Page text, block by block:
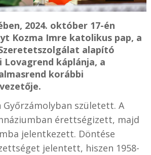
2024. október 17-én
Kozma Imre katolikus pap, a
alapító
Lovagrend káplánja, a
korábbi
Győrzámolyban született. A
érettségizett, majd
jelentkezett. Döntése
jelentett, hiszen 1958-